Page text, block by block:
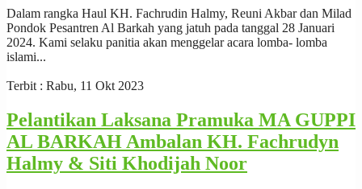
Dalam rangka Haul KH. Fachrudin Halmy, Reuni Akbar dan Milad
Pondok Pesantren Al Barkah yang jatuh pada tanggal 28 Januari
2024. Kami selaku panitia akan menggelar acara lomba- lomba
islami...
Terbit : Rabu, 11 Okt 2023
Pelantikan Laksana Pramuka MA GUPPI
AL BARKAH Ambalan KH. Fachrudyn
Halmy & Siti Khodijah Noor